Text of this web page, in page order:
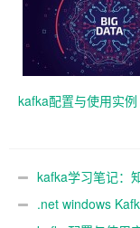
kafka配置与使用实例
kafka学习笔记：
.net windows